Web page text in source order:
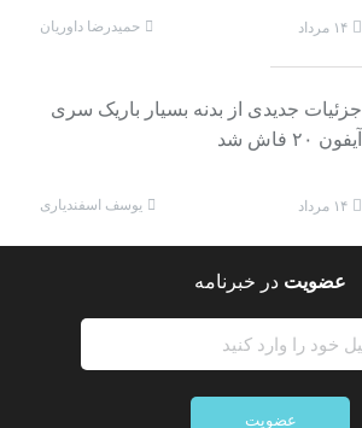
۱۴ مرداد حمیدرضا داوریان
جزئیات جدیدی از بدنه بسیار باریک سری
آیفون ۲۰ فاش شد
۱۴ مرداد یوسف اسفندیاری
عضویت در خبرنامه
عضویت